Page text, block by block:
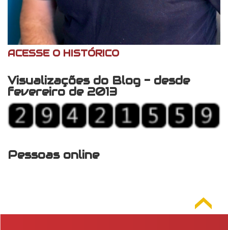
ACESSE O HISTÓRICO
Visualizações do Blog - desde
fevereiro de 2013
Pessoas online